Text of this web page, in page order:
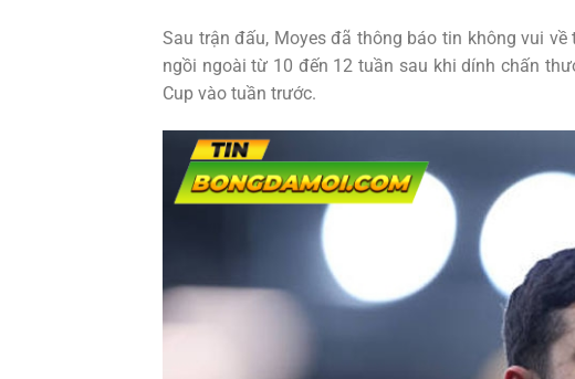
Sau trận đấu, Moyes đã thông báo tin không vui
ngồi ngoài từ 10 đến 12 tuần sau khi dính chấn
Cup vào tuần trước.